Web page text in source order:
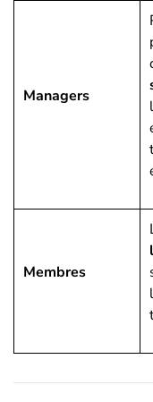
Managers
Membres